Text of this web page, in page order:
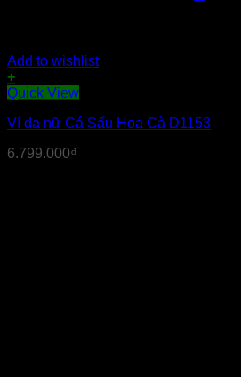
Add to wishlist
+
Quick View
Ví da nữ Cá Sấu Hoa Cà D1153
6.799.000₫